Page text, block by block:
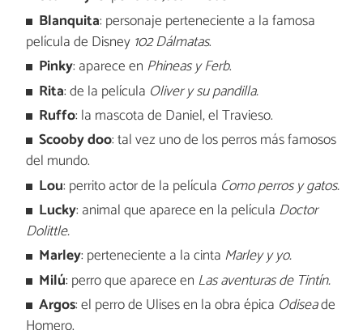
Blanquita: personaje perteneciente a la famosa
película de Disney 102 Dálmatas.
Pinky: aparece en Phineas y Ferb.
Rita: de la película Oliver y su pandilla.
Ruffo: la mascota de Daniel, el Travieso.
Scooby doo: tal vez uno de los perros más famosos
del mundo.
Lou: perrito actor de la película Como perros y gatos.
Lucky: animal que aparece en la película Doctor
Dolittle.
Marley: perteneciente a la cinta Marley y yo.
Milú: perro que aparece en Las aventuras de Tintín.
Argos: el perro de Ulises en la obra épica Odiseade